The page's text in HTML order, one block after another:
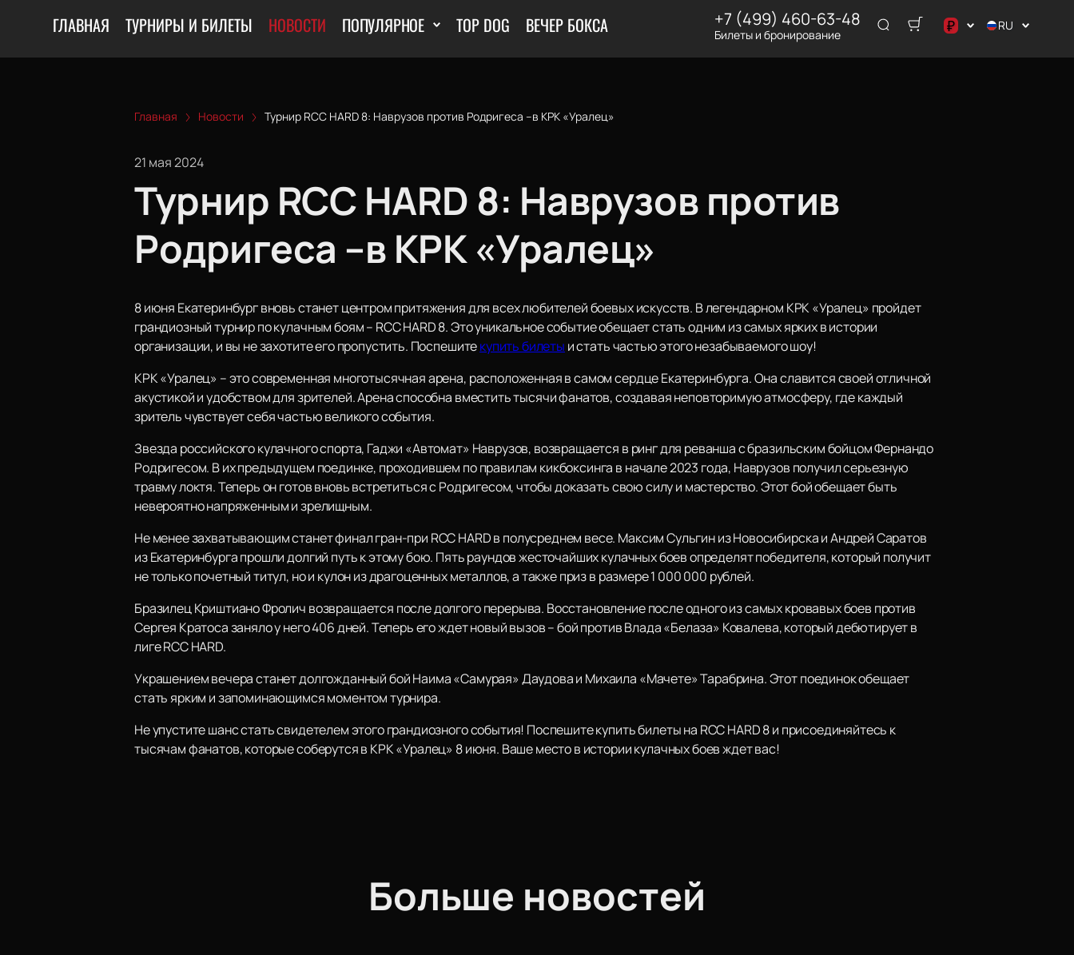
ГЛАВНАЯ ТУРНИРЫ И БИЛЕТЫ НОВОСТИ ПОПУЛЯРНОЕ TOP DOG ВЕЧЕР БОКСА +7 (499) 460-63-48
Билеты и бронирование ₽
د.إ
RU
Главная Новости Турнир RCC HARD 8: Наврузов против Родригеса –в КРК «Уралец»
21 мая 2024
Турнир RCC HARD 8: Наврузов против
Родригеса –в КРК «Уралец»
8 июня Екатеринбург вновь станет центром притяжения для всех любителей боевых искусств. В легендарном КРК «Уралец» пройдет
грандиозный турнир по кулачным боям – RCC HARD 8. Это уникальное событие обещает стать одним из самых ярких в истории
организации, и вы не захотите его пропустить. Поспешитекупить билеты и стать частью этого незабываемого шоу!
КРК «Уралец» – это современная многотысячная арена, расположенная в самом сердце Екатеринбурга. Она славится своей отличной
акустикой и удобством для зрителей. Арена способна вместить тысячи фанатов, создавая неповторимую атмосферу, где каждый
зритель чувствует себя частью великого события.
Звезда российского кулачного спорта, Гаджи «Автомат» Наврузов, возвращается в ринг для реванша с бразильским бойцом Фернандо
Родригесом. В их предыдущем поединке, проходившем по правилам кикбоксинга в начале 2023 года, Наврузов получил серьезную
травму локтя. Теперь он готов вновь встретиться с Родригесом, чтобы доказать свою силу и мастерство. Этот бой обещает быть
невероятно напряженным и зрелищным.
Не менее захватывающим станет финал гран-при RCC HARD в полусреднем весе. Максим Сульгин из Новосибирска и Андрей Саратов
из Екатеринбурга прошли долгий путь к этому бою. Пять раундов жесточайших кулачных боев определят победителя, который получит
не только почетный титул, но и кулон из драгоценных металлов, а также приз в размере 1 000 000 рублей.
Бразилец Криштиано Фролич возвращается после долгого перерыва. Восстановление после одного из самых кровавых боев против
Сергея Кратоса заняло у него 406 дней. Теперь его ждет новый вызов – бой против Влада «Белаза» Ковалева, который дебютирует в
лиге RCC HARD.
Украшением вечера станет долгожданный бой Наима «Самурая» Даудова и Михаила «Мачете» Тарабрина. Этот поединок обещает
стать ярким и запоминающимся моментом турнира.
Не упустите шанс стать свидетелем этого грандиозного события! Поспешите купить билеты на RCC HARD 8 и присоединяйтесь к
тысячам фанатов, которые соберутся в КРК «Уралец» 8 июня. Ваше место в истории кулачных боев ждет вас!
Больше новостей